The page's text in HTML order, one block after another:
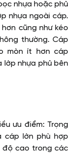
nhựa hoặc phủ
nhựa ngoài cáp.
cũng như kéo
thường. Cáp
mòn ít hơn cáp
lớp nhựa phủ bên
ưu điểm: Trọng
cáp lớn phù hợp
độ cao trong các